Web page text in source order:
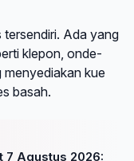
tersendiri. Ada yang
klepon, onde-
kue
basah.
7 Agustus 2026: